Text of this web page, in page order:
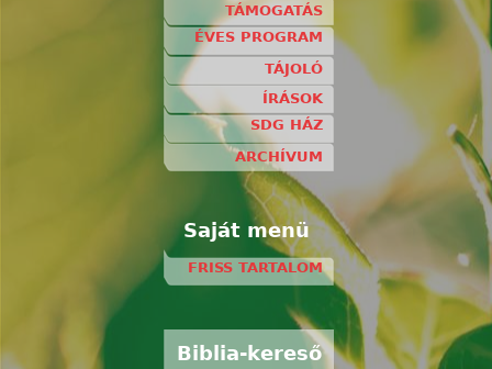
TÁMOGATÁS
ÉVES PROGRAM
TÁJOLÓ
ÍRÁSOK
SDG HÁZ
ARCHÍVUM
Saját menü
FRISS TARTALOM
Biblia-kereső